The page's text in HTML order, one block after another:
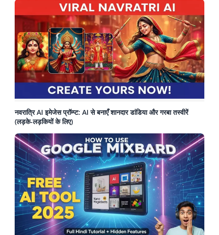
नवरात्रि AI इमेजेस प्रॉम्प्ट: AI से बनाएँ शानदार डांडिया और गरबा तस्वीरें
(लड़के-लड़कियों के लिए)